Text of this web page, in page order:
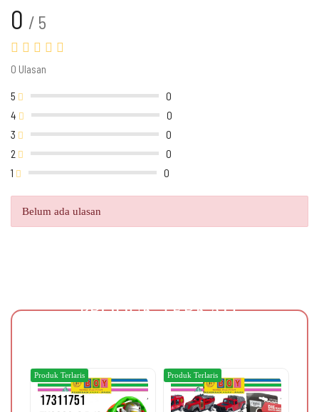
0 / 5
0 Ulasan
5
0
4
0
3
0
2
0
1
0
Belum ada ulasan
PRODUK TERKAIT
Produk Terlaris Produk Terlaris